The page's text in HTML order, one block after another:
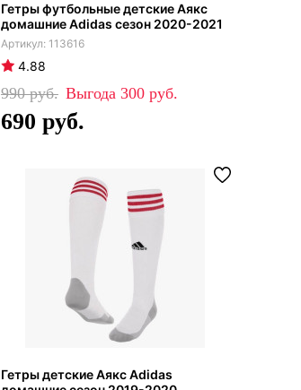
Гетры футбольные детские Аякс
домашние Adidas сезон 2020-2021
113616
4.88
990 300
690
Гетры детские Аякс Adidas